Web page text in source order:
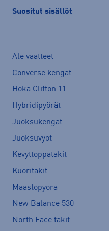
Suositut sisällöt
Ale vaatteet
Converse kengät
Hoka Clifton 11
Hybridipyörät
Juoksukengät
Juoksuvyöt
Kevyttoppatakit
Kuoritakit
Maastopyörä
New Balance 530
North Face takit